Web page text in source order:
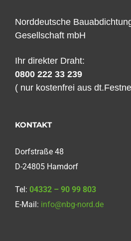
Norddeutsche
Gesellschaft mbH
Ihr direkter Draht:
0800 222 33 239
( nur kostenfrei aus
KONTAKT
Dorfstraße 48
D-24805 Hamdorf
Tel: 04332 – 90 99 803
E-Mail: info@nbg-nord.de